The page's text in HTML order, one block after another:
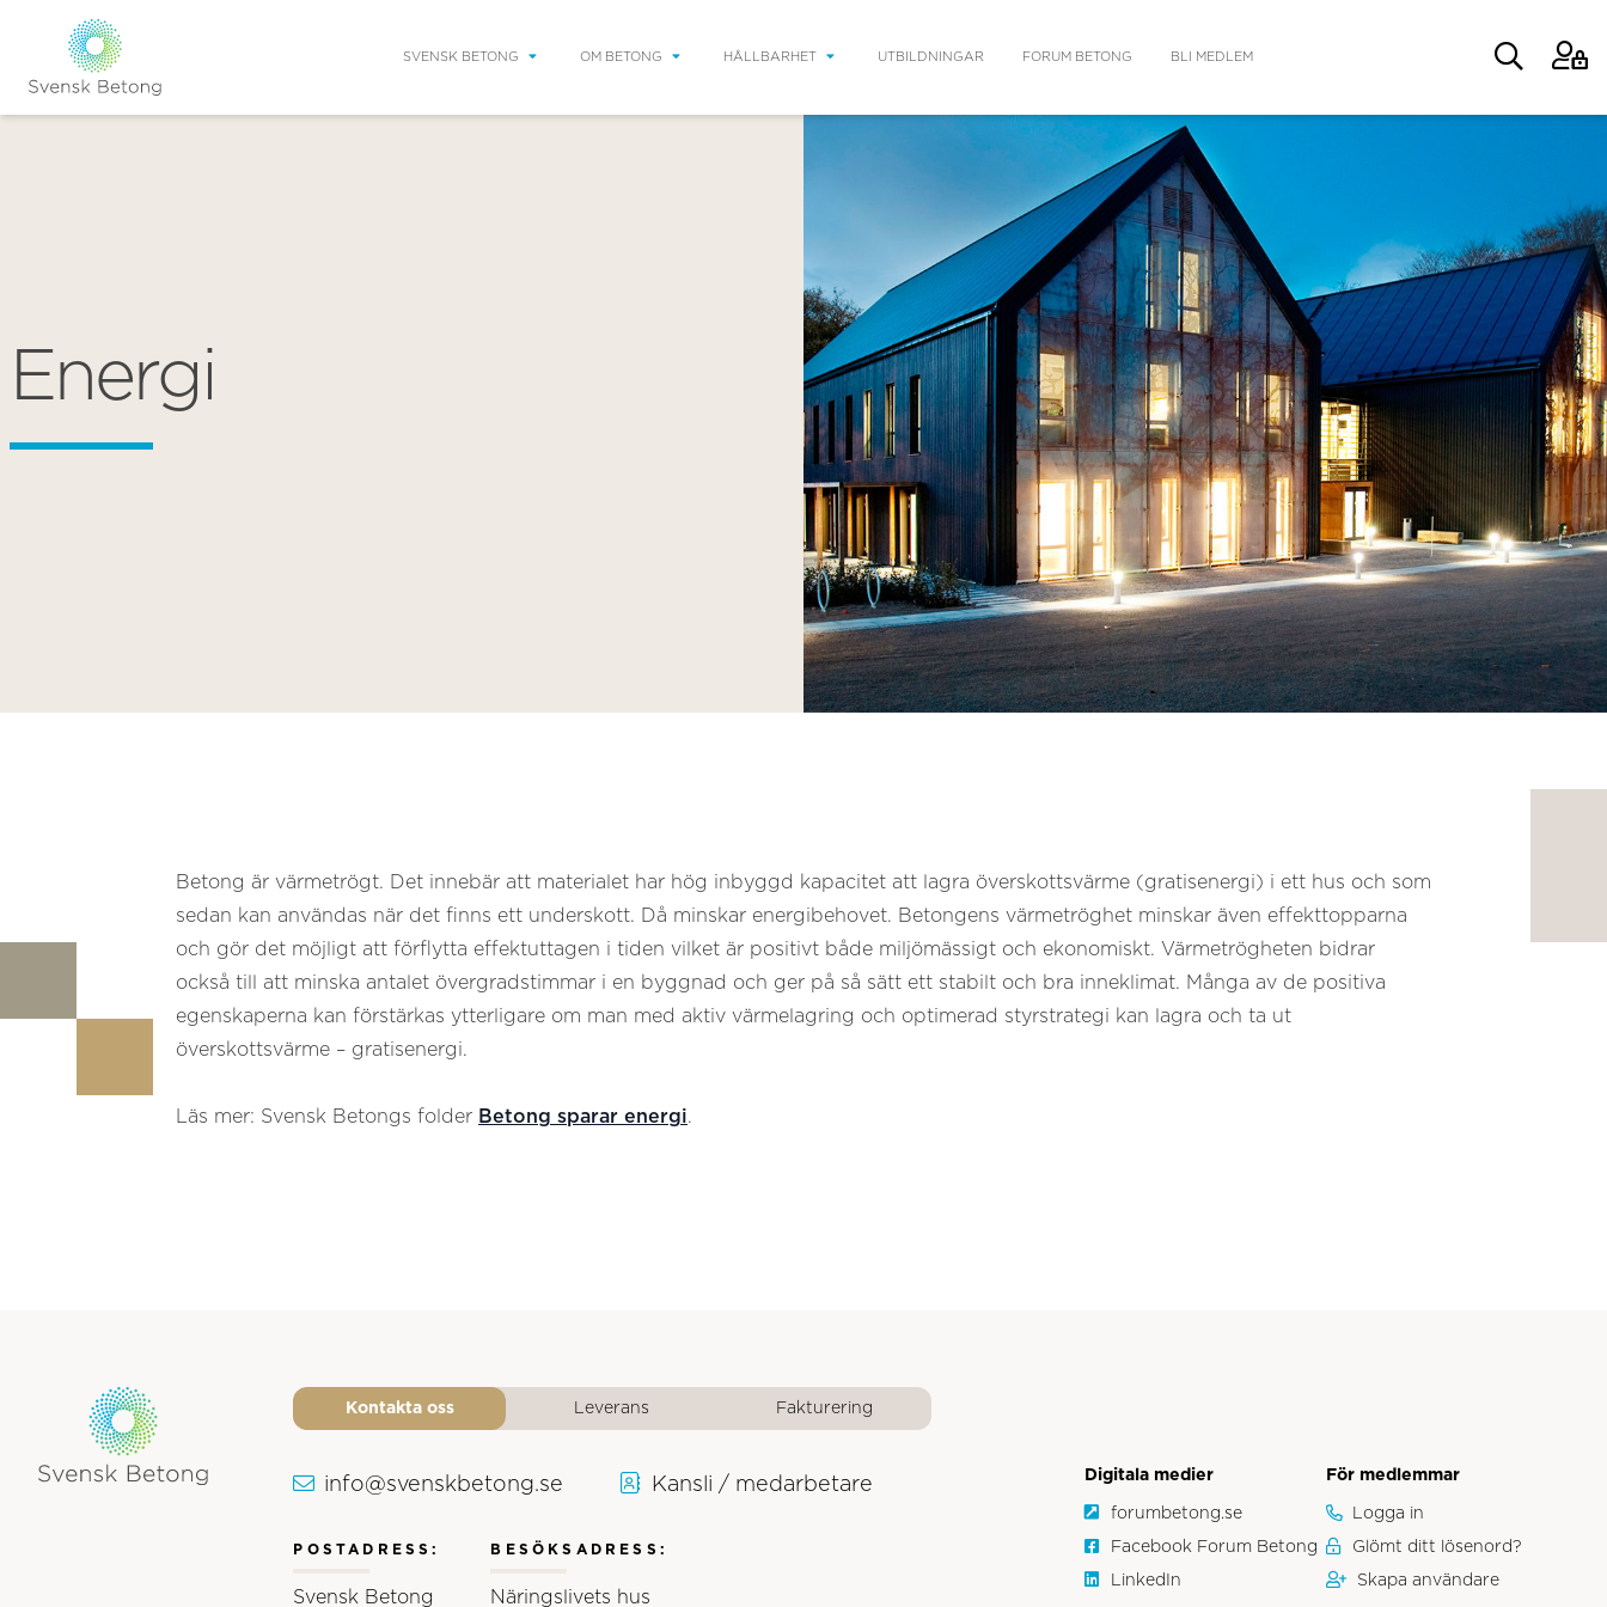
SVENSK BETONG OM BETONG HÅLLBARHET UTBILDNINGAR FORUM BETONG BLI MEDLEM
Energi
Betong är värmetrögt. Det innebär att materialet har hög inbyggd kapacitet att lagra överskottsvärme (gratisenergi) i ett hus och som
sedan kan användas när det finns ett underskott. Då minskar energibehovet. Betongens värmetröghet minskar även effekttopparna
och gör det möjligt att förflytta effektuttagen i tiden vilket är positivt både miljömässigt och ekonomiskt. Värmetrögheten bidrar
också till att minska antalet övergradstimmar i en byggnad och ger på så sätt ett stabilt och bra inneklimat. Många av de positiva
egenskaperna kan förstärkas ytterligare om man med aktiv värmelagring och optimerad styrstrategi kan lagra och ta ut
överskottsvärme – gratisenergi.
Läs mer: Svensk Betongs folder Betong sparar energi.
Kontakta oss Leverans Fakturering
info@svenskbetong.se Kansli / medarbetare
POSTADRESS:
Svensk Betong
BESÖKSADRESS:
Näringslivets hus
Digitala medier
forumbetong.se
Facebook Forum Betong
LinkedIn
För medlemmar
Logga in
Glömt ditt lösenord?
Skapa användare